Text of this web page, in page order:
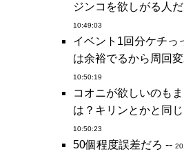
ジンコを欲しがる人
10:49:03
イベント1回分ケチっ
は余裕でるから周回
10:50:19
コオニが欲しいのも
は？キリンとかと同
10:50:23
50個程度誤差だろ --